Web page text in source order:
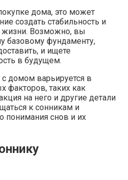
дома, это может
создать стабильность и
жизни. Возможно, вы
базовому фундаменту,
и ищете
в будущем.
домом варьируется в
факторов, таких как
на него и другие детали
к сонникам и
понимания снов и их